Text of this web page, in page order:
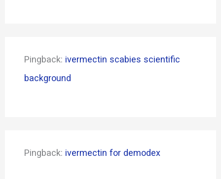
Pingback: ivermectin scabies scientific
background
Pingback: ivermectin for demodex